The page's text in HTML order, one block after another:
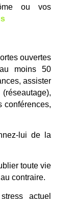
ou vos
ouvertes
moins 50
assister
conférences,
lui de la
toute vie
contraire.
actuel